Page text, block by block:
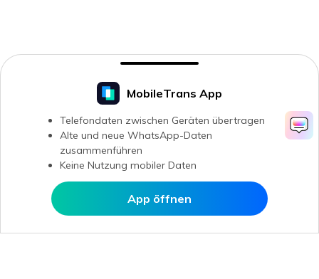
In MobileTrans öffnen
MobileTrans App
Telefondaten zwischen Geräten übertragen
Alte und neue WhatsApp-Daten
zusammenführen
Keine Nutzung mobiler Daten
App öffnen